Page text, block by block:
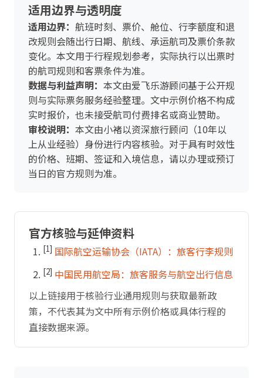
适用边界与透明度
适用边界： 航班时刻、票价、舱位、行李额度和退
改规则会随出行日期、航线、承运航司及票价条款
变化。本文用于行程规划参考，实际执行以出票时
的航司规则和客票条件为准。
数据与利益声明： 本文由爱飞乐游顾问基于公开规
则与实际票务服务经验整理。文中示例价格不构成
实时报价，也未接受航司付费排名或商业赞助。
审校说明： 本文由小褚以资深旅行顾问（10年以
上从业经验）身份进行内容核验。对于具有时效性
的价格、班期、签证和入境信息，请以办理或预订
当日的官方规则为准。
官方核验与延伸资料
[1] 国际航空运输协会（IATA）：旅客行李规则
[2] 中国民用航空局：旅客服务与航空出行信息
以上链接用于核验行业通用规则与获取最新政
策，不代表其为文中所有示例价格或具体行程的
直接数据来源。